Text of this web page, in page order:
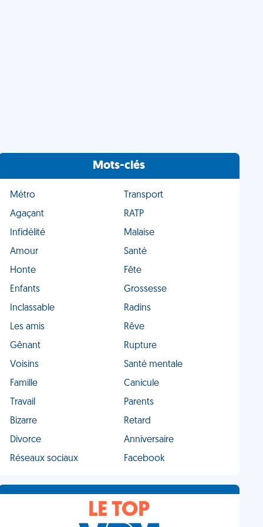
Mots-clés
Métro
Transport
Agaçant
RATP
Infidélité
Malaise
Amour
Santé
Honte
Fête
Enfants
Grossesse
Inclassable
Radins
Les amis
Rêve
Gênant
Rupture
Voisins
Santé mentale
Famille
Canicule
Travail
Parents
Bizarre
Retard
Divorce
Anniversaire
Réseaux sociaux
Facebook
LE TOP